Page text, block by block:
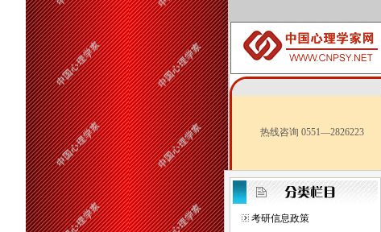
热线咨询 0551—2826223
考研信息政策